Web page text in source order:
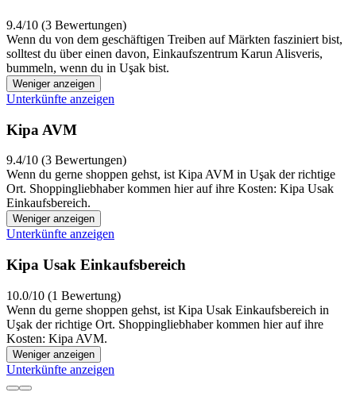
9.4/10 (3 Bewertungen)
Wenn du von dem geschäftigen Treiben auf Märkten fasziniert bist,
solltest du über einen davon, Einkaufszentrum Karun Alisveris,
bummeln, wenn du in Uşak bist.
Weniger anzeigen
Unterkünfte anzeigen
Kipa AVM
9.4/10 (3 Bewertungen)
Wenn du gerne shoppen gehst, ist Kipa AVM in Uşak der richtige
Ort. Shoppingliebhaber kommen hier auf ihre Kosten: Kipa Usak
Einkaufsbereich.
Weniger anzeigen
Unterkünfte anzeigen
Kipa Usak Einkaufsbereich
10.0/10 (1 Bewertung)
Wenn du gerne shoppen gehst, ist Kipa Usak Einkaufsbereich in
Uşak der richtige Ort. Shoppingliebhaber kommen hier auf ihre
Kosten: Kipa AVM.
Weniger anzeigen
Unterkünfte anzeigen